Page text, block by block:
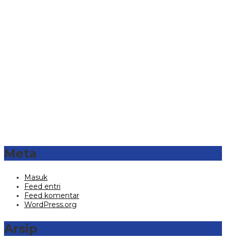
Meta
Masuk
Feed entri
Feed komentar
WordPress.org
Arsip